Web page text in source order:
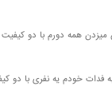
میزدن همه دورم با دو کیفیت
فدات خودم یه نفری با دو